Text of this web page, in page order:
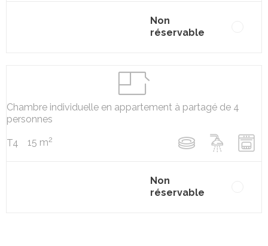
Non
réservable
Chambre individuelle en appartement à partagé de 4
personnes
T4 15 m2
Non
réservable